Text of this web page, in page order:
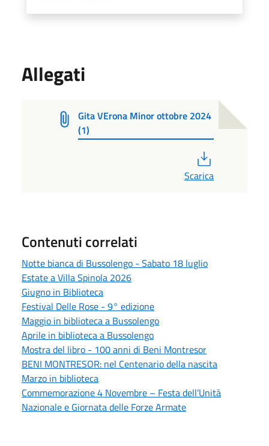
Allegati
Gita VErona Minor ottobre 2024
(1)
Scarica
Contenuti correlati
Notte bianca di Bussolengo - Sabato 18 luglio
Estate a Villa Spinola 2026
Giugno in Biblioteca
Festival Delle Rose - 9° edizione
Maggio in biblioteca a Bussolengo
Aprile in biblioteca a Bussolengo
Mostra del libro - 100 anni di Beni Montresor
BENI MONTRESOR: nel Centenario della nascita
Marzo in biblioteca
Commemorazione 4 Novembre – Festa dell’Unità
Nazionale e Giornata delle Forze Armate